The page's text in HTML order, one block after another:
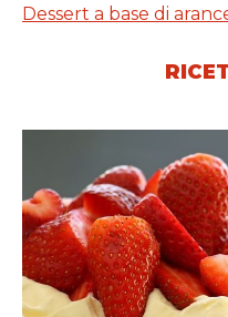
Dessert a base di